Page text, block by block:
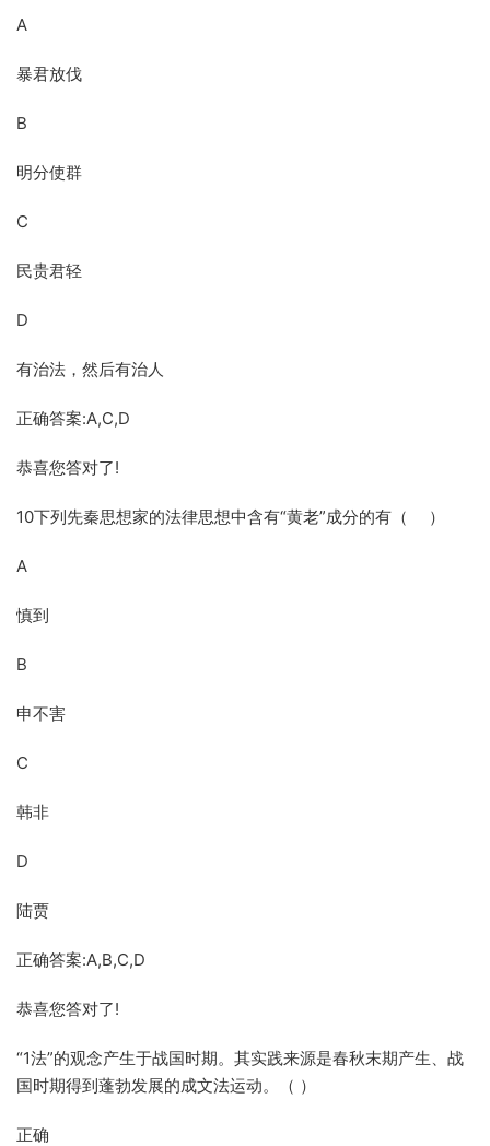
A
暴君放伐
B
明分使群
C
民贵君轻
D
有治法，然后有治人
正确答案:A,C,D
恭喜您答对了!
10下列先秦思想家的法律思想中含有“黄老”成分的有（ ）
A
慎到
B
申不害
C
韩非
D
陆贾
正确答案:A,B,C,D
恭喜您答对了!
“1法”的观念产生于战国时期。其实践来源是春秋末期产生、战
国时期得到蓬勃发展的成文法运动。（ ）
正确